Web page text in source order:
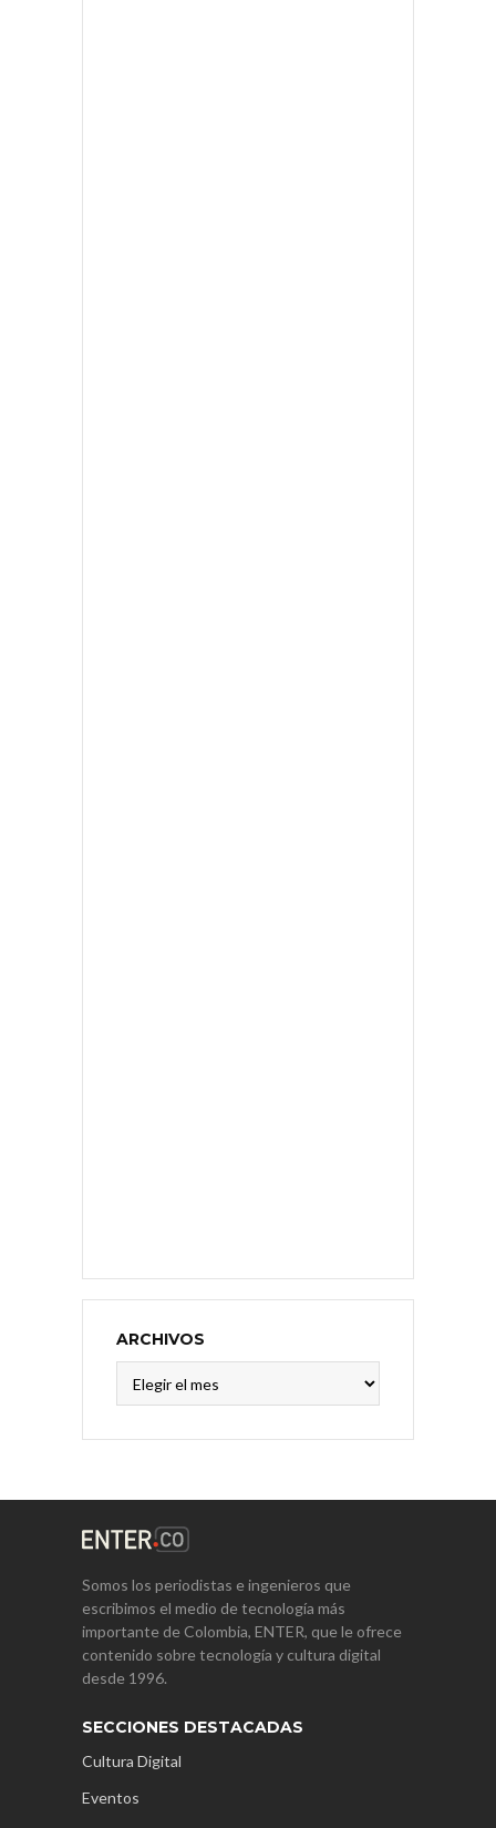
ARCHIVOS
Somos los periodistas e ingenieros que
escribimos el medio de tecnología más
importante de Colombia, ENTER, que le ofrece
contenido sobre tecnología y cultura digital
desde 1996.
SECCIONES DESTACADAS
Cultura Digital
Eventos